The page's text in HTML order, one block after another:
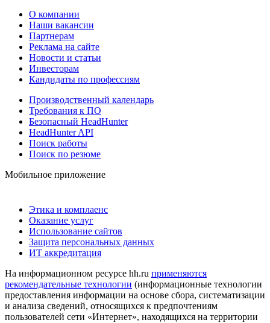
О компании
Наши вакансии
Партнерам
Реклама на сайте
Новости и статьи
Инвесторам
Кандидаты по профессиям
Производственный календарь
Требования к ПО
Безопасный HeadHunter
HeadHunter API
Поиск работы
Поиск по резюме
Мобильное приложение
Этика и комплаенс
Оказание услуг
Использование сайтов
Защита персональных данных
ИТ аккредитация
На информационном ресурсе hh.ru применяются
рекомендательные технологии (информационные технологии
предоставления информации на основе сбора, систематизации
и анализа сведений, относящихся к предпочтениям
пользователей сети «Интернет», находящихся на территории